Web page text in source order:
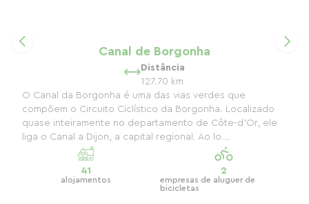
Canal de Borgonha
Distância
127.70 km
O Canal da Borgonha é uma das vias verdes que
compõem o Circuito Ciclístico da Borgonha. Localizado
quase inteiramente no departamento de Côte-d'Or, ele
liga o Canal a Dijon, a capital regional. Ao lo...
41
alojamentos
2
empresas de aluguer de
bicicletas